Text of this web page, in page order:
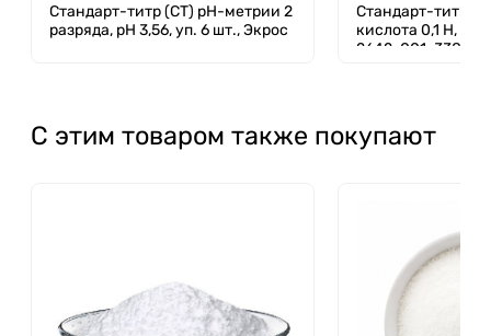
Стандарт-титр (СТ) pH-метрии 2
разряда, pH 3,56, уп. 6 шт., Экрос
Стандарт-титр
кислота 0,1 Н, уп.
2642-001-
С этим товаром также покупают